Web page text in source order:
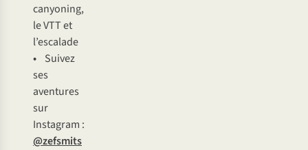
canyoning,
le VTT et
l’escalade
• Suivez
ses
aventures
sur
Instagram :
@zefsmits